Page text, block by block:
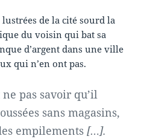
de la cité sourd la
du voisin qui bat sa
d’argent dans une ville
qui n’en ont pas.
pas savoir qu’il
sans magasins,
empilements[…].